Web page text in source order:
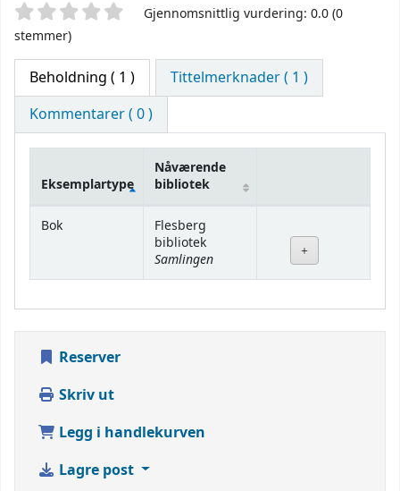
StjernevurderingGjennomsnittlig vurdering: 0.0 (0
stemmer)
Beholdning ( 1 )
Tittelmerknader ( 1 )
Kommentarer ( 0 )
Eksemplartype
Nåværende
bibliotek
Bok
Flesberg
bibliotek
Samlingen
Reserver
Skriv ut
Legg i handlekurven
Lagre post